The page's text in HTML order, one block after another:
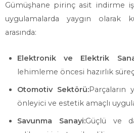
Gümüşhane pirinç asit indirme
uygulamalarda yaygın olarak
arasında:
Elektronik ve Elektrik
lehimleme öncesi hazırlık
Otomotiv Sektörü:Parçaların
önleyici ve estetik amaçlı
Savunma Sanayi:Güçlü ve